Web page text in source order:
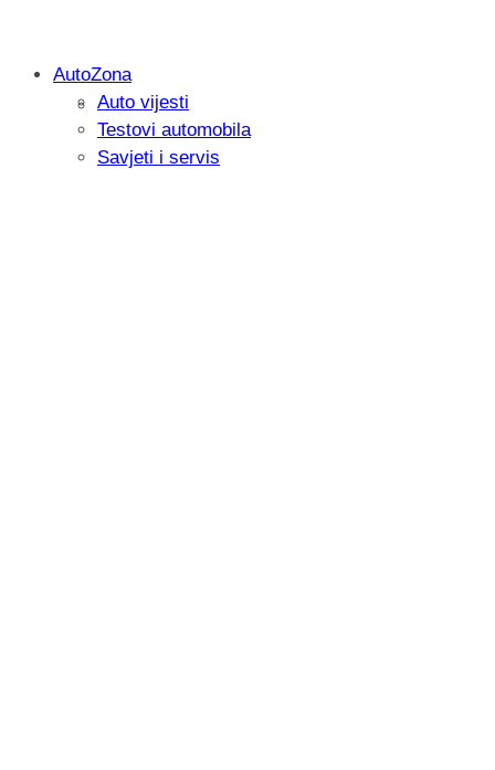
Savjetujemo: Što učiniti kada vaš
AutoZona
Auto vijesti
Testovi automobila
Savjeti i servis